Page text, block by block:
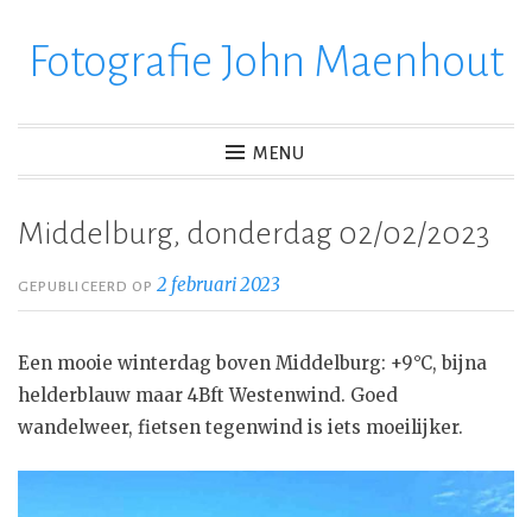
verderFotografie John Maenhout
MENU
Middelburg, donderdag 02/02/2023
GEPUBLICEERD OP2 februari 2023
Een mooie winterdag boven Middelburg: +9°C, bijna
helderblauw maar 4Bft Westenwind. Goed
wandelweer, fietsen tegenwind is iets moeilijker.